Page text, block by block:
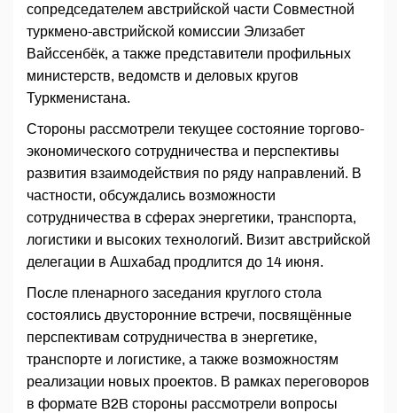
сопредседателем австрийской части Совместной
туркмено-австрийской комиссии Элизабет
Вайссенбёк, а также представители профильных
министерств, ведомств и деловых кругов
Туркменистана.
Стороны рассмотрели текущее состояние торгово-
экономического сотрудничества и перспективы
развития взаимодействия по ряду направлений. В
частности, обсуждались возможности
сотрудничества в сферах энергетики, транспорта,
логистики и высоких технологий. Визит австрийской
делегации в Ашхабад продлится до 14 июня.
После пленарного заседания круглого стола
состоялись двусторонние встречи, посвящённые
перспективам сотрудничества в энергетике,
транспорте и логистике, а также возможностям
реализации новых проектов. В рамках переговоров
в формате B2B стороны рассмотрели вопросы